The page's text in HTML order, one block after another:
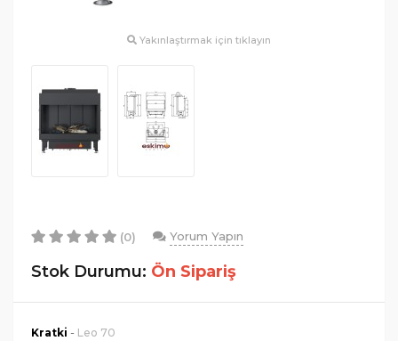
Yakınlaştırmak için tıklayın
(0) Yorum Yapın
Stok Durumu: Ön Sipariş
Kratki - Leo 70